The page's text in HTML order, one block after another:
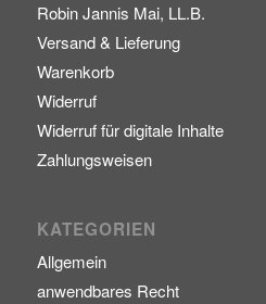
Robin Jannis Mai, LL.B.
Versand & Lieferung
Warenkorb
Widerruf
Widerruf für digitale Inhalte
Zahlungsweisen
KATEGORIEN
Allgemein
anwendbares Recht